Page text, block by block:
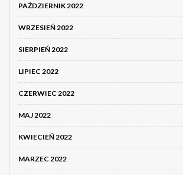
PAŹDZIERNIK 2022
WRZESIEŃ 2022
SIERPIEŃ 2022
LIPIEC 2022
CZERWIEC 2022
MAJ 2022
KWIECIEŃ 2022
MARZEC 2022